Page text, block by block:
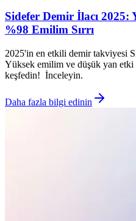
Sidefer Demir İlacı 2025:
%98 Emilim Sırrı
2025'in en etkili demir takviyesi
Yüksek emilim ve düşük yan etki
keşfedin! İnceleyin.
Daha fazla bilgi edinin